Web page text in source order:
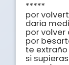
*****
por
daria
por volver
por
te
si